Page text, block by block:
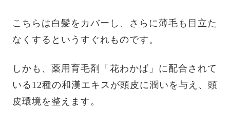
こちらは白髪をカバーし、さらに薄毛も目立た
なくするというすぐれものです。
しかも、薬用育毛剤「花わかば」に配合されて
いる12種の和漢エキスが頭皮に潤いを与え、頭
皮環境を整えます。